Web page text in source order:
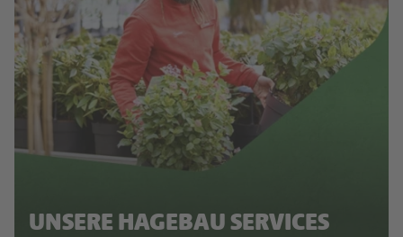
UNSERE HAGEBAU SERVICES